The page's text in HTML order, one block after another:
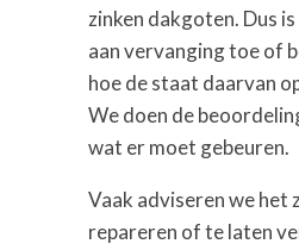
zinken dakgoten. Dus
aan vervanging toe of
hoe de staat daarvan
We doen de
wat er moet gebeuren.
Vaak adviseren we het
repareren of te laten